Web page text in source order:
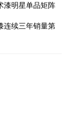
漆明星单品矩阵
连续三年销量第